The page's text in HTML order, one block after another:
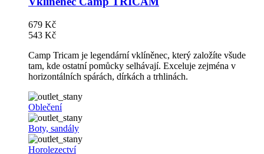
679 Kč
543 Kč
Camp Tricam je legendární vklíněnec, který založíte všude
tam, kde ostatní pomůcky selhávají. Exceluje zejména v
horizontálních spárách, dírkách a trhlinách.
Oblečení
Boty, sandály
Horolezectví